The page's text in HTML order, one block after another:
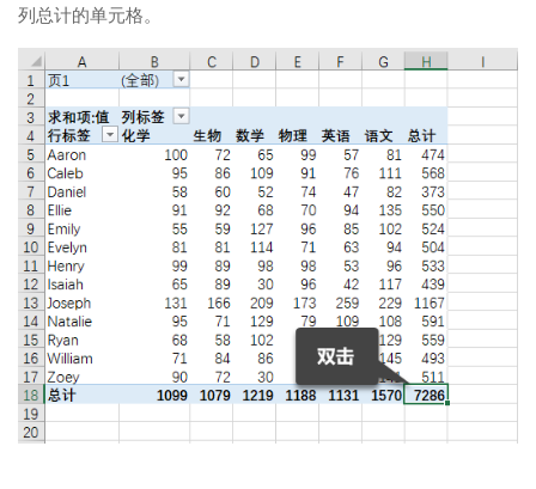
列总计的单元格。